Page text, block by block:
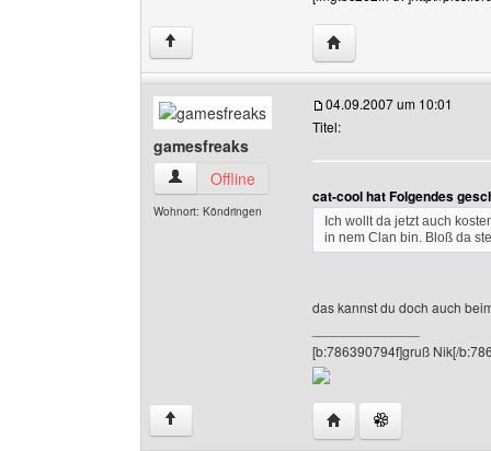
↑ Website dieses
gamesfreaks
gamesfreaks Benutzer-Profile anzeigen
Offline
Wohnort: Köndringen
04.09.2007 um 10:01
Titel:
cat-cool hat Folgendes
Ich wollt da jetzt auch
in nem Clan bin. Bloß da
das kannst du doch auch
[b:786390794f]gruß Nik[/
↑ Website dieses